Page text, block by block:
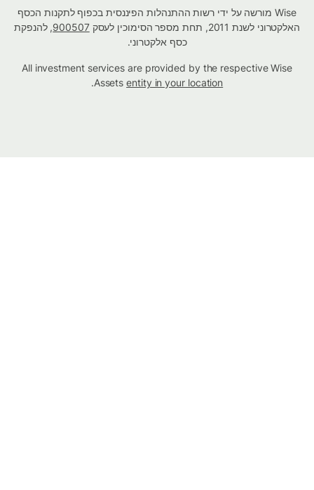
Wise מורשה על ידי רשות ההתנהלות הפיננסית בכפוף לתקנות הכסף
האלקטרוני לשנת 2011, תחת מספר הסימוכין לעסק
900507, להנפקת
כסף אלקטרוני.
All investment services are provided by the respective Wise
Assetsentity in your location
.